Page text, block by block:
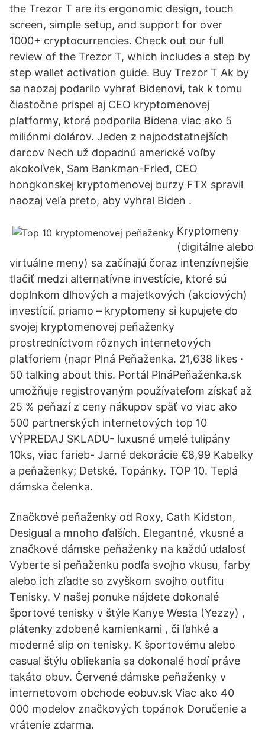
the Trezor T are its ergonomic design, touch
screen, simple setup, and support for over
1000+ cryptocurrencies. Check out our full
review of the Trezor T, which includes a step by
step wallet activation guide. Buy Trezor T Ak by
sa naozaj podarilo vyhrať Bidenovi, tak k tomu
čiastočne prispel aj CEO kryptomenovej
platformy, ktorá podporila Bidena viac ako 5
miliónmi dolárov. Jeden z najpodstatnejších
darcov Nech už dopadnú americké voľby
akokoľvek, Sam Bankman-Fried, CEO
hongkonskej kryptomenovej burzy FTX spravil
naozaj veľa preto, aby vyhral Biden .
Kryptomeny
(digitálne alebo
virtuálne meny) sa začínajú čoraz intenzívnejšie
tlačiť medzi alternatívne investície, ktoré sú
doplnkom dlhových a majetkových (akciových)
investícií. priamo – kryptomeny si kupujete do
svojej kryptomenovej peňaženky
prostredníctvom rôznych internetových
platforiem (napr Plná Peňaženka. 21,638 likes ·
50 talking about this. Portál PlnáPeňaženka.sk
umožňuje registrovaným používateľom získať až
25 % peňazí z ceny nákupov späť vo viac ako
500 partnerských internetových top 10
VÝPREDAJ SKLADU- luxusné umelé tulipány
10ks, viac farieb- Jarné dekorácie €8,99 Kabelky
a peňaženky; Detské. Topánky. TOP 10. Teplá
dámska čelenka.
Značkové peňaženky od Roxy, Cath Kidston,
Desigual a mnoho ďalších. Elegantné, vkusné a
značkové dámske peňaženky na každú udalosť ️
Vyberte si peňaženku podľa svojho vkusu, farby
alebo ich zľadte so zvyškom svojho outfitu ️
Tenisky. V našej ponuke nájdete dokonalé
športové tenisky v štýle Kanye Westa (Yezzy) ,
plátenky zdobené kamienkami , či ľahké a
moderné slip on tenisky. K športovému alebo
casual štýlu obliekania sa dokonalé hodí práve
takáto obuv. Červené dámske peňaženky v
internetovom obchode eobuv.sk Viac ako 40
000 modelov značkových topánok Doručenie a
vrátenie zdarma.